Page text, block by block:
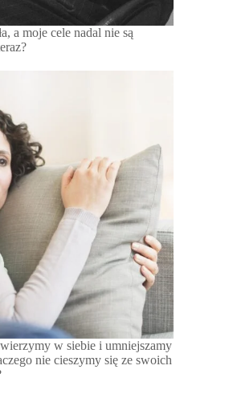
a moje cele nadal nie są
w siebie i umniejszamy
nie cieszymy się ze swoich